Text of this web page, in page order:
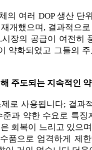
의 여러 DOP 생산 단
개했으며, 결과적으
장의 공급이 여전히
약화되었고 그들의
주도되는 지속적인
로 사용됩니다; 결과
과 약한 수요로 특징
회복이 느리고 있으
품으로 엄격하게 제